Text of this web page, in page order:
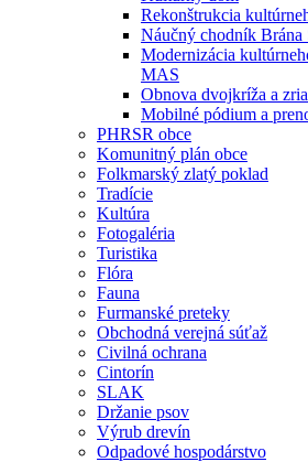
Rekonštrukcia
Náučný chodník Brána
Modernizácia
MAS
Obnova dvojkríža a
Mobilné pódium a
PHRSR obce
Komunitný plán obce
Folkmarský zlatý poklad
Tradície
Kultúra
Fotogaléria
Turistika
Flóra
Fauna
Furmanské preteky
Obchodná verejná súťaž
Civilná ochrana
Cintorín
SLAK
Držanie psov
Výrub drevín
Odpadové hospodárstvo